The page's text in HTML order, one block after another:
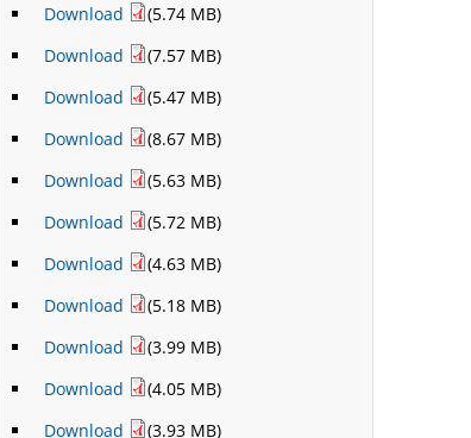
Download
(5.74 MB)
Download
(7.57 MB)
Download
(5.47 MB)
Download
(8.67 MB)
Download
(5.63 MB)
Download
(5.72 MB)
Download
(4.63 MB)
Download
(5.18 MB)
Download
(3.99 MB)
Download
(4.05 MB)
Download
(3.93 MB)